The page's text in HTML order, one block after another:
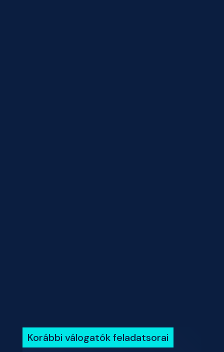
Korábbi válogatók feladatsorai